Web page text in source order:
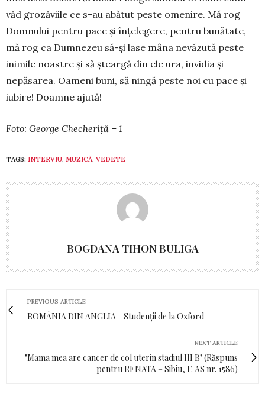
văd gro­zăviile ce s-au abătut peste omenire. Mă rog
Domnului pentru pace şi înţelegere, pen­tru bunătate,
mă rog ca Dum­nezeu să-şi lase mâna ne­vă­zu­tă peste
inimile noas­tre şi să şteargă din ele ura, invidia şi
nepăsarea. Oameni buni, să ningă peste noi cu pace şi
iubire! Doamne ajută!
Foto: George Checheriță – 1
TAGS: INTERVIU, MUZICĂ, VEDETE
BOGDANA TIHON BULIGA
PREVIOUS ARTICLE
ROMÂNIA DIN ANGLIA - Studenții de la Oxford
NEXT ARTICLE
"Mama mea are cancer de col uterin stadiul III B" (Răspuns
pentru RENATA – Sibiu, F. AS nr. 1586)